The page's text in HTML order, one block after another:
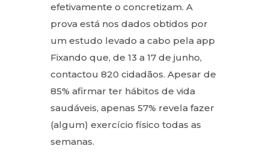
efetivamente o concretizam. A
prova está nos dados obtidos por
um estudo levado a cabo pela app
Fixando que, de 13 a 17 de junho,
contactou 820 cidadãos. Apesar de
85% afirmar ter hábitos de vida
saudáveis, apenas 57% revela fazer
(algum) exercício físico todas as
semanas.